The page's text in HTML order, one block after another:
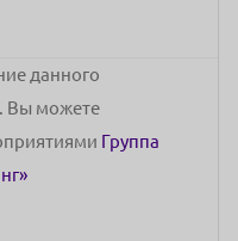
данного
Вы можете
Группа